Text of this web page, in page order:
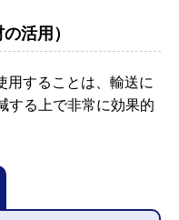
活用）
用することは、輸送に
する上で非常に効果的